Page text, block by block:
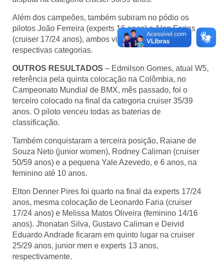
Além dos campeões, também subiram no pódio os
pilotos João Ferreira (experts 16 anos) e Alan Farias
(cruiser 17/24 anos), ambos vice-campeões nas
respectivas categorias.
OUTROS RESULTADOS – Edmilson Gomes, atual W5,
referência pela quinta colocação na Colômbia, no
Campeonato Mundial de BMX, mês passado, foi o
terceiro colocado na final da categoria cruiser 35/39
anos. O piloto venceu todas as baterias de
classificação.
Também conquistaram a terceira posição, Raiane de
Souza Neto (junior women), Rodney Caliman (cruiser
50/59 anos) e a pequena Yale Azevedo, e 6 anos, na
feminino até 10 anos.
Elton Denner Pires foi quarto na final da experts 17/24
anos, mesma colocação de Leonardo Faria (cruiser
17/24 anos) e Melissa Matos Oliveira (feminino 14/16
anos). Jhonatan Silva, Gustavo Caliman e Deivid
Eduardo Andrade ficaram em quinto lugar na cruiser
25/29 anos, junior men e experts 13 anos,
respectivamente.